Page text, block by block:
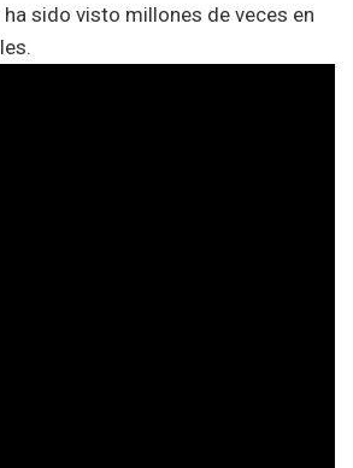
sido visto millones de veces en